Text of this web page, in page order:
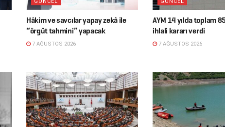
GÜNCEL
Hâkim ve savcılar yapay zekâ ile
“örgüt tahmini” yapacak
7 AĞUSTOS 2026
GÜNCEL
AYM 14 yılda toplam
ihlali kararı verdi
7 AĞUSTOS 2026